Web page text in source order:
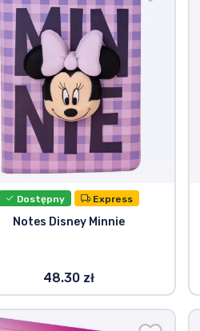
Dostępny Express
Notes Disney Minnie
48.30 zł